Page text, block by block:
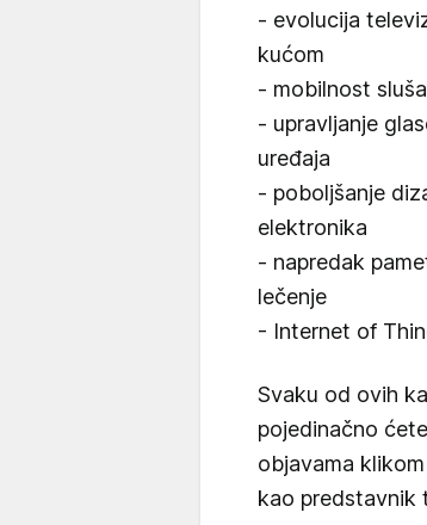
- evolucija
kućom
- mobilnost
- upravljanje
uređaja
- poboljšanje
elektronika
- napredak
lečenje
- Internet of
Svaku od ovih
pojedinačno
objavama
kao predstavnik